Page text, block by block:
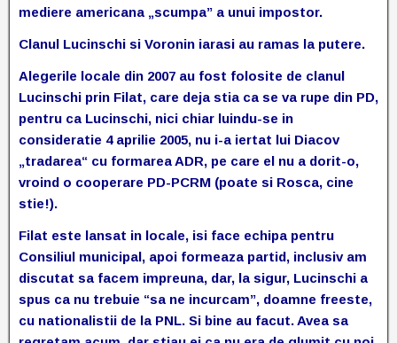
mediere americana „scumpa” a unui impostor.
Clanul Lucinschi si Voronin iarasi au ramas la putere.
Alegerile locale din 2007 au fost folosite de clanul
Lucinschi prin Filat, care deja stia ca se va rupe din PD,
pentru ca Lucinschi, nici chiar luindu-se in
consideratie 4 aprilie 2005, nu i-a iertat lui Diacov
„tradarea“ cu formarea ADR, pe care el nu a dorit-o,
vroind o cooperare PD-PCRM (poate si Rosca, cine
stie!).
Filat este lansat in locale, isi face echipa pentru
Consiliul municipal, apoi formeaza partid, inclusiv am
discutat sa facem impreuna, dar, la sigur, Lucinschi a
spus ca nu trebuie “sa ne incurcam”, doamne freeste,
cu nationalistii de la PNL. Si bine au facut. Avea sa